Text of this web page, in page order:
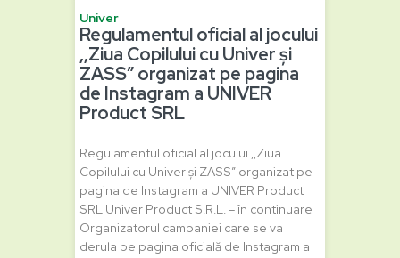
Univer
Regulamentul oficial al jocului
‚,Ziua Copilului cu Univer și
ZASS” organizat pe pagina
de Instagram a UNIVER
Product SRL
Regulamentul oficial al jocului ‚,Ziua
Copilului cu Univer și ZASS” organizat pe
pagina de Instagram a UNIVER Product
SRL Univer Product S.R.L. – în continuare
Organizatorul campaniei care se va
derula pe pagina oficială de Instagram a